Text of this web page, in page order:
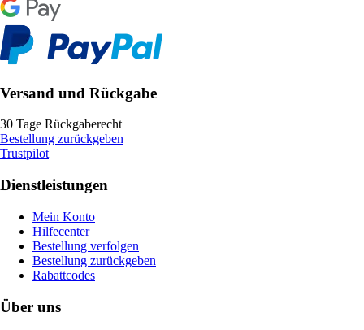
Versand und Rückgabe
30 Tage Rückgaberecht
Bestellung zurückgeben
Trustpilot
Dienstleistungen
Mein Konto
Hilfecenter
Bestellung verfolgen
Bestellung zurückgeben
Rabattcodes
Über uns